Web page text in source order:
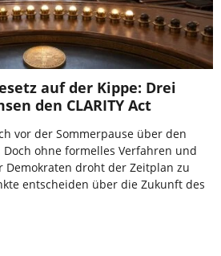
auf der Kippe: Drei
den CLARITY Act
vor der Sommerpause über den
Doch ohne formelles Verfahren und
Demokraten droht der Zeitplan zu
entscheiden über die Zukunft des